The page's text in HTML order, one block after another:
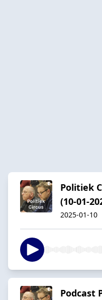
Politiek
(10-01-
2025-01-10
Podcast